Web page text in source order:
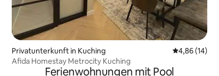
Privatunterkunft in Kuching
4,86 (14)
Afida Homestay Metrocity Kuching
Ferienwohnungen mit Pool